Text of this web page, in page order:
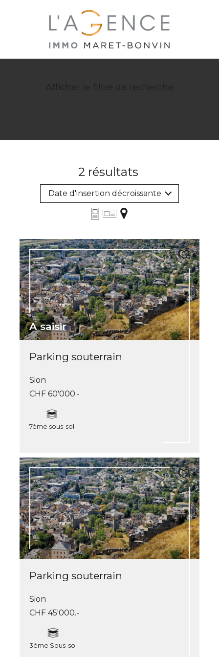
Afficher le filtre de recherche
2 résultats
Date d'insertion décroissante
A saisir
Parking souterrain
Sion
CHF 60'000.-
7ème sous-sol
Parking souterrain
Sion
CHF 45'000.-
3ème Sous-sol